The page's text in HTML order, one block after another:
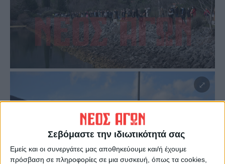
Σεβόμαστε την ιδιωτικότητά σας
Εμείς και οι συνεργάτες μας αποθηκεύουμε και/ή έχουμε
πρόσβαση σε πληροφορίες σε μια συσκευή, όπως τα cookies,